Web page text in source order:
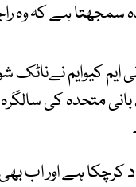
سمجھتا ہے کہ وہ
ایم کیوایم نےناٹک
متحدہ کی سالگرہ
ہے اور اب بھی